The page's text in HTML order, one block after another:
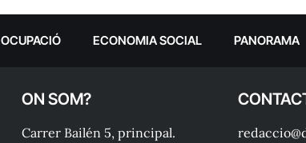
OCUPACIÓ ECONOMIA SOCIAL PANORAMA
ON SOM?
Carrer Bailén 5, principal.